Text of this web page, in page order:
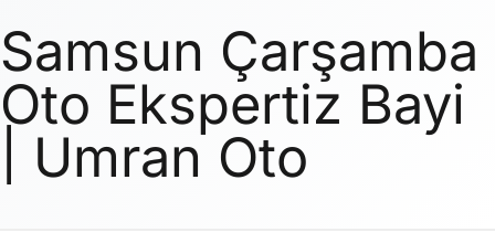
Samsun Çarşamba
Oto Ekspertiz Bayi
| Umran Oto